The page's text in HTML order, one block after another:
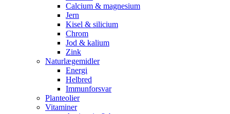
Calcium & magnesium
Jern
Kisel & silicium
Chrom
Jod & kalium
Zink
Naturlægemidler
Energi
Helbred
Immunforsvar
Planteolier
Vitaminer